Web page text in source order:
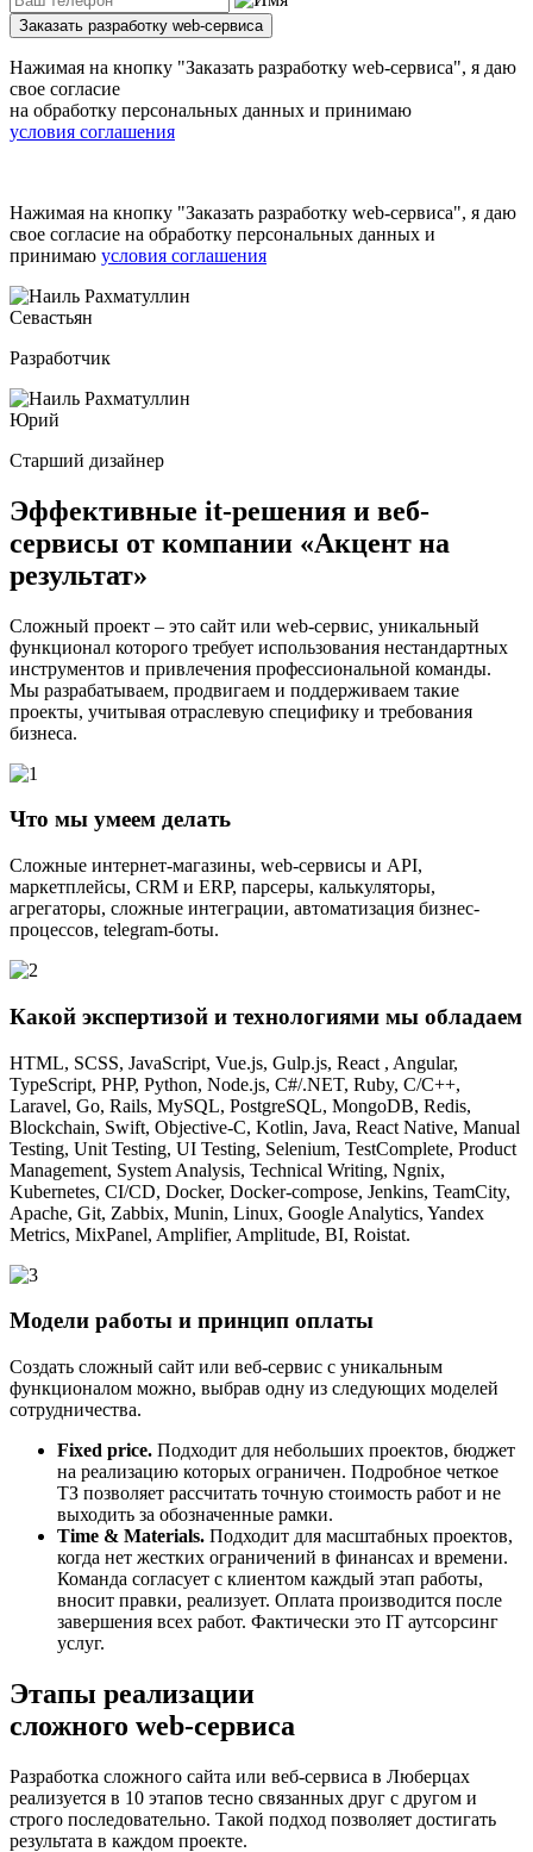
Заказать разработку web-сервиса
Нажимая на кнопку "Заказать разработку web-сервиса", я даю
свое согласие
на обработку персональных данных и принимаю
условия соглашения
Нажимая на кнопку "Заказать разработку web-сервиса", я даю
свое согласие на обработку персональных данных и
принимаю условия соглашения
Севастьян
Разработчик
Юрий
Старший дизайнер
Эффективные it-решения и веб-
сервисы от компании «Акцент на
результат»
Сложный проект – это сайт или web-сервис, уникальный
функционал которого требует использования нестандартных
инструментов и привлечения профессиональной команды.
Мы разрабатываем, продвигаем и поддерживаем такие
проекты, учитывая отраслевую специфику и требования
бизнеса.
Что мы умеем делать
Сложные интернет-магазины, web-сервисы и API,
маркетплейсы, CRM и ERP, парсеры, калькуляторы,
агрегаторы, сложные интеграции, автоматизация бизнес-
процессов, telegram-боты.
Какой экспертизой и технологиями мы обладаем
HTML, SCSS, JavaScript, Vue.js, Gulp.js, React , Angular,
TypeScript, PHP, Python, Node.js, C#/.NET, Ruby, C/C++,
Laravel, Go, Rails, MySQL, PostgreSQL, MongoDB, Redis,
Blockchain, Swift, Objective-C, Kotlin, Java, React Native, Manual
Testing, Unit Testing, UI Testing, Selenium, TestComplete, Product
Management, System Analysis, Technical Writing, Ngnix,
Kubernetes, CI/CD, Docker, Docker-compose, Jenkins, TeamCity,
Apache, Git, Zabbix, Munin, Linux, Google Analytics, Yandex
Metrics, MixPanel, Amplifier, Amplitude, BI, Roistat.
Модели работы и принцип оплаты
Создать сложный сайт или веб-сервис с уникальным
функционалом можно, выбрав одну из следующих моделей
сотрудничества.
Fixed price. Подходит для небольших проектов, бюджет
на реализацию которых ограничен. Подробное четкое
ТЗ позволяет рассчитать точную стоимость работ и не
выходить за обозначенные рамки.
Time & Materials. Подходит для масштабных проектов,
когда нет жестких ограничений в финансах и времени.
Команда согласует с клиентом каждый этап работы,
вносит правки, реализует. Оплата производится после
завершения всех работ. Фактически это IT аутсорсинг
услуг.
Этапы реализации
сложного web-сервиса
Разработка сложного сайта или веб-сервиса в Люберцах
реализуется в 10 этапов тесно связанных друг с другом и
строго последовательно. Такой подход позволяет достигать
результата в каждом проекте.